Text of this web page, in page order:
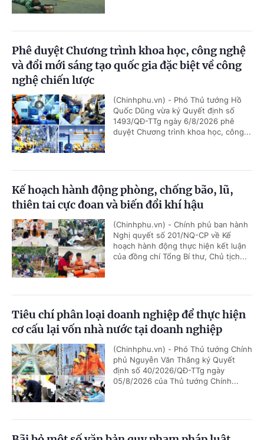
Phê duyệt Chương trình khoa học, công nghệ
và đổi mới sáng tạo quốc gia đặc biệt về công
nghệ chiến lược
(Chinhphu.vn) - Phó Thủ tướng Hồ
Quốc Dũng vừa ký Quyết định số
1493/QĐ-TTg ngày 6/8/2026 phê
duyệt Chương trình khoa học, công...
Kế hoạch hành động phòng, chống bão, lũ,
thiên tai cực đoan và biến đổi khí hậu
(Chinhphu.vn) - Chính phủ ban hành
Nghị quyết số 201/NQ-CP về Kế
hoạch hành động thực hiện kết luận
của đồng chí Tổng Bí thư, Chủ tịch...
Tiêu chí phân loại doanh nghiệp để thực hiện
cơ cấu lại vốn nhà nước tại doanh nghiệp
(Chinhphu.vn) - Phó Thủ tướng Chính
phủ Nguyễn Văn Thắng ký Quyết
định số 40/2026/QĐ-TTg ngày
05/8/2026 của Thủ tướng Chính...